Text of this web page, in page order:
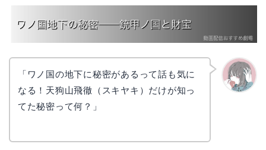
「ワノ国の地下に秘密があるって話も気に
なる！天狗山飛徹（スキヤキ）だけが知っ
てた秘密って何？」